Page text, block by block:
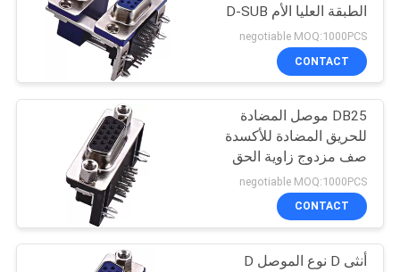
المجلس إلى مجلس
موصل
محطة كتلة موصل
98
الطبقة العليا الأم D-SUB
negotiable MOQ:1000PCS
CONTACT
DB25 موصل المضادة
للحريق المضادة للأكسدة
صف مزدوج زاوية الحق
أنثى 500V AC / DC
negotiable MOQ:1000PCS
CONTACT
أنثى D نوع الموصل D